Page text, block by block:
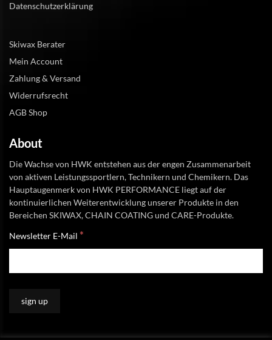
Datenschutzerklärung
Skiwax Berater
Mein Account
Zahlung & Versand
Widerrufsrecht
AGB Shop
About
Die Wachse von HWK entstehen aus der engen Zusammenarbeit
von aktiven Leistungssportlern, Technikern und Chemikern. Das
Hauptaugenmerk von HWK PERFORMANCE liegt auf der
kontinuierlichen Weiterentwicklung unserer Produkte in den
Bereichen SKIWAX, CHAIN COATING und CARE-Produkte.
Newsletter E-Mail *